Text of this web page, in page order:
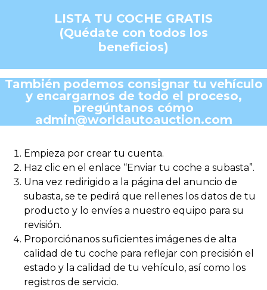
LISTA TU COCHE GRATIS
(Quédate con todos los
beneficios)
También podemos consignar tu vehículo
y encargarnos de todo el proceso,
pregúntanos cómo
admin@worldautoauction.com
Empieza por crear tu cuenta.
Haz clic en el enlace “Enviar tu coche a subasta”.
Una vez redirigido a la página del anuncio de
subasta, se te pedirá que rellenes los datos de tu
producto y lo envíes a nuestro equipo para su
revisión.
Proporciónanos suficientes imágenes de alta
calidad de tu coche para reflejar con precisión el
estado y la calidad de tu vehículo, así como los
registros de servicio.